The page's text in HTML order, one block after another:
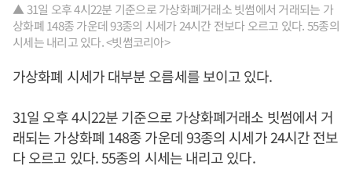
▲ 31일 오후 4시22분 기준으로 가상화폐거래소 빗썸에서 거래되는 가
상화폐 148종 가운데 93종의 시세가 24시간 전보다 오르고 있다. 55종의
시세는 내리고 있다. <빗썸코리아>
가상화폐 시세가 대부분 오름세를 보이고 있다.
31일 오후 4시22분 기준으로 가상화폐거래소 빗썸에서 거
래되는 가상화폐 148종 가운데 93종의 시세가 24시간 전보
다 오르고 있다. 55종의 시세는 내리고 있다.